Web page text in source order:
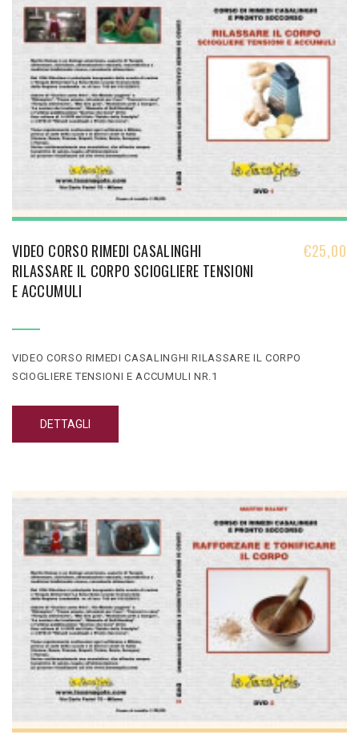
VIDEO CORSO RIMEDI CASALINGHI
RILASSARE IL CORPO SCIOGLIERE TENSIONI
E ACCUMULI
€25,00
VIDEO CORSO RIMEDI CASALINGHI RILASSARE IL CORPO
SCIOGLIERE TENSIONI E ACCUMULI NR.1
DETTAGLI